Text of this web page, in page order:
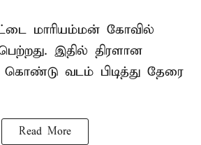
மாரியம்மன் கோவில்
இதில் திரளான
வடம் பிடித்து தேரை
Read More